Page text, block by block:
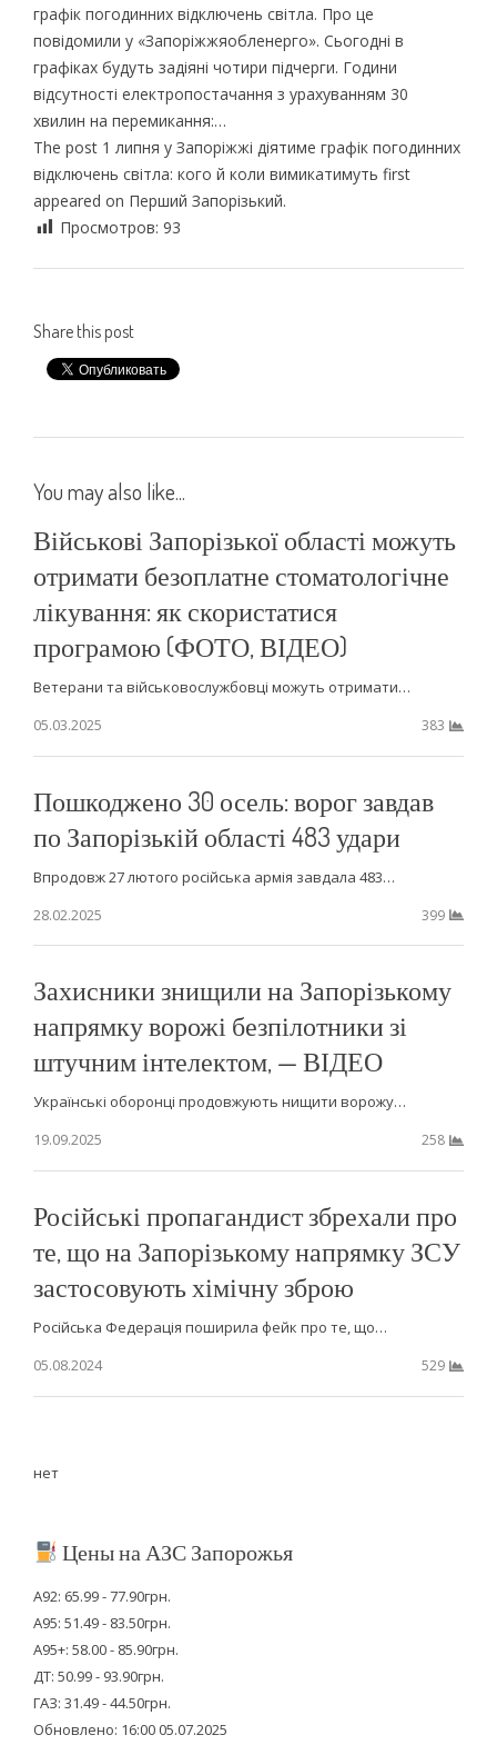
графік погодинних відключень світла. Про це
повідомили у «Запоріжжяобленерго». Сьогодні в
графіках будуть задіяні чотири підчерги. Години
відсутності електропостачання з урахуванням 30
хвилин на перемикання:…
The post 1 липня у Запоріжжі діятиме графік погодинних
відключень світла: кого й коли вимикатимуть first
appeared on Перший Запорізький.
Просмотров: 93
Share this post
You may also like...
Військові Запорізької області можуть
отримати безоплатне стоматологічне
лікування: як скористатися
програмою (ФОТО, ВІДЕО)
Ветерани та військовослужбовці можуть отримати…
05.03.2025
383
Пошкоджено 30 осель: ворог завдав
по Запорізькій області 483 удари
Впродовж 27 лютого російська армія завдала 483…
28.02.2025
399
Захисники знищили на Запорізькому
напрямку ворожі безпілотники зі
штучним інтелектом, — ВІДЕО
Українські оборонці продовжують нищити ворожу…
19.09.2025
258
Російські пропагандист збрехали про
те, що на Запорізькому напрямку ЗСУ
застосовують хімічну зброю
Російська Федерація поширила фейк про те, що…
05.08.2024
529
нет
Цены на АЗС Запорожья
А92: 65.99 - 77.90грн.
А95: 51.49 - 83.50грн.
А95+: 58.00 - 85.90грн.
ДТ: 50.99 - 93.90грн.
ГАЗ: 31.49 - 44.50грн.
Обновлено: 16:00 05.07.2025